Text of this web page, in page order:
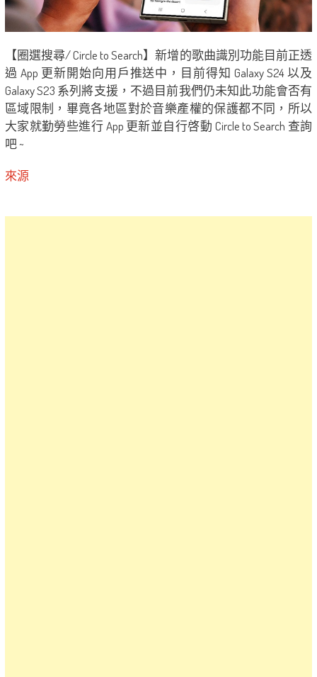
【圈選搜尋/ Circle to Search】新增的歌曲識別功能目前正透
過 App 更新開始向用戶推送中，目前得知 Galaxy S24 以及
Galaxy S23 系列將支援，不過目前我們仍未知此功能會否有
區域限制，畢竟各地區對於音樂產權的保護都不同，所以
大家就勤勞些進行 App 更新並自行啓動 Circle to Search 查詢
吧 ~
來源